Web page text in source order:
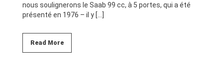
nous soulignerons le Saab 99 cc, à 5 portes, qui a été
présenté en 1976 – il y […]
Read More